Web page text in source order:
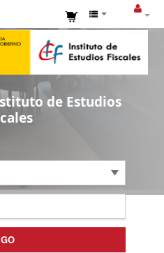
de Estudios
GO